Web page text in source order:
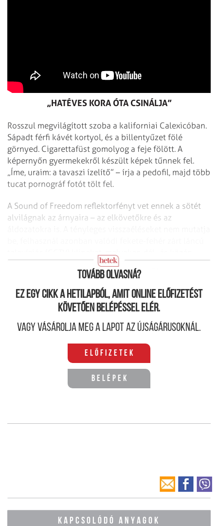
„HATÉVES KORA ÓTA CSINÁLJA”
Rosszul megvilágított szoba a kaliforniai Calexicóban.
Sápadt férfi kávét kortyol, és a billentyűzet fölé
görnyed. Cigarettafüst gomolyog a feje fölött. A
képernyőn gyerme­kekről készült képek tűnnek fel.
„Íme, uraim: a tavaszi ízelítő” – írja a pedofil, majd több
tucat pornográf fotót tölt fel.
A Sound of Freedom reflektorfényt vet ennek a sötét
alvilágnak az árnyaira – az elkövetőkre és az
amerikai városok utcáiról hurcolnak el gyerekeket.
Tovább olvasná?
Ez egy cikk a hetilapból, amit online előfizetést
követően belépéssel elér.
Vagy vásárolja meg a lapot az újságárusoknál.
Előfizetek
Belépek
KAPCSOLÓDÓ ANYAGOK